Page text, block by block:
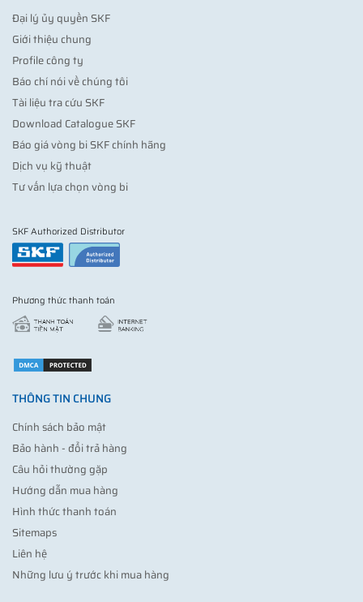
Đại lý ủy quyền SKF
Giới thiệu chung
Profile công ty
Báo chí nói về chúng tôi
Tài liệu tra cứu SKF
Download Catalogue SKF
Báo giá vòng bi SKF chính hãng
Dịch vụ kỹ thuật
Tư vấn lựa chọn vòng bi
SKF Authorized Distributor
Phương thức thanh toán
THÔNG TIN CHUNG
Chính sách bảo mật
Bảo hành - đổi trả hàng
Câu hỏi thường gặp
Hướng dẫn mua hàng
Hình thức thanh toán
Sitemaps
Liên hệ
Những lưu ý trước khi mua hàng